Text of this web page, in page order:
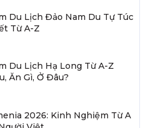
Du Lịch Đảo Nam Du Tự Túc
Từ A-Z
Du Lịch Hạ Long Từ A-Z
Ăn Gì, Ở Đâu?
2026: Kinh Nghiệm Từ A